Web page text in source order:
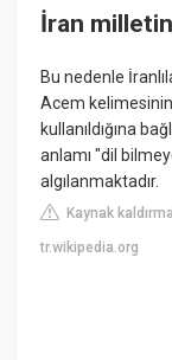
İran
Bu nedenle
Acem
kullanıldığına
anlamı "dil
algılanmaktadır.
Kaynak
tr.wikipedia.org